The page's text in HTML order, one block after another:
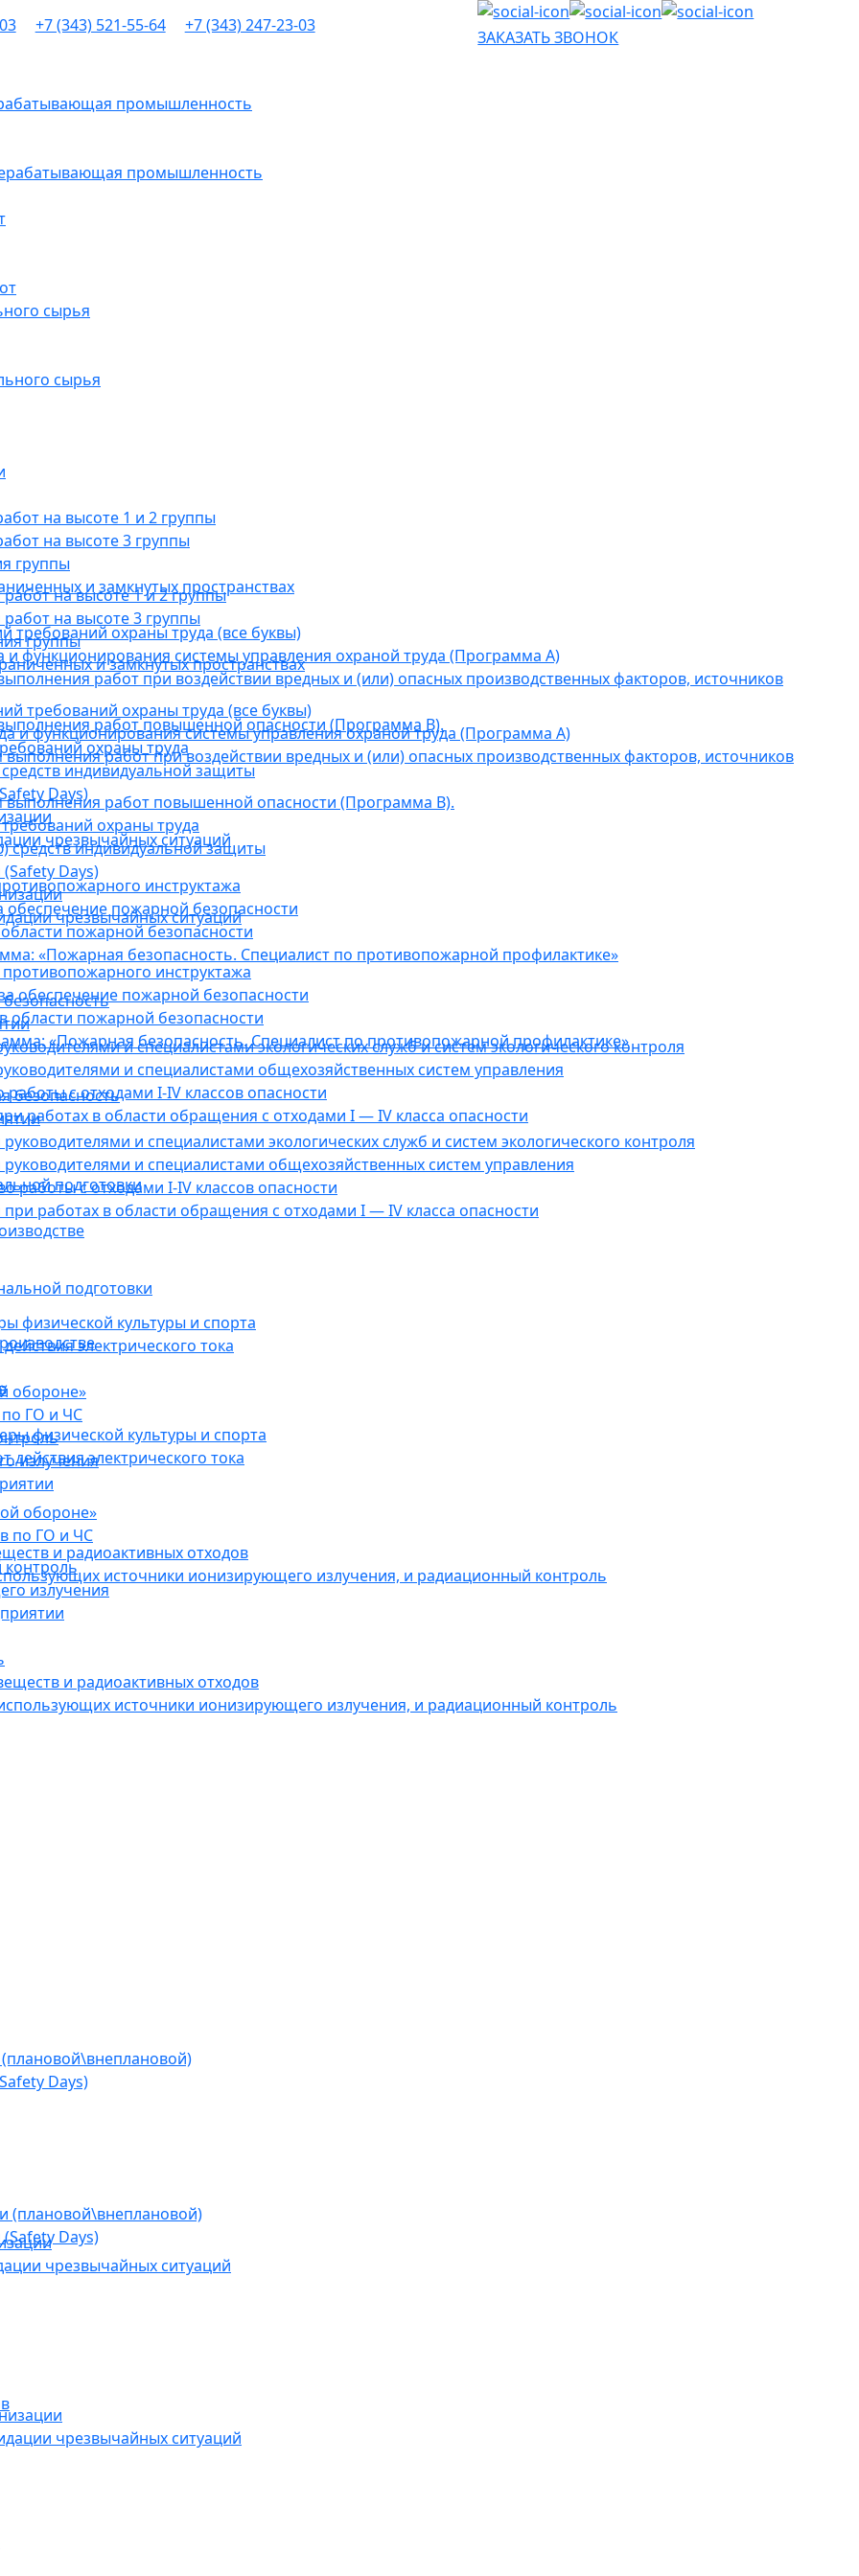
промышленность
сырья
на высоте 1 и 2 группы
на высоте 3 группы
группы
и замкнутых пространствах
требований охраны труда (все буквы)
функционирования системы управления охраной труда (Программа А)
работ при воздействии вредных и (или) опасных производственных факторов, источников
работ повышенной опасности (Программа В).
охраны труда
индивидуальной защиты
Days)
чрезвычайных ситуаций
инструктажа
пожарной безопасности
пожарной безопасности
«Пожарная безопасность. Специалист по противопожарной профилактике»
и специалистами экологических служб и систем экологического контроля
и специалистами общехозяйственных систем управления
с отходами I-IV классов опасности
работах в области обращения с отходами I — IV класса опасности
подготовки
физической культуры и спорта
электрического тока
обороне»
ГО и ЧС
излучения
и радиоактивных отходов
источники ионизирующего излучения, и радиационный контроль
Days)
чрезвычайных ситуаций
+7 (343) 521-55-64 +7 (343) 247-23-03
ЗАКАЗАТЬ ЗВОНОК
промышленность
сырья
на высоте 1 и 2 группы
на высоте 3 группы
группы
и замкнутых пространствах
требований охраны труда (все буквы)
и функционирования системы управления охраной труда (Программа А)
работ при воздействии вредных и (или) опасных производственных факторов, источников
работ повышенной опасности (Программа В).
охраны труда
индивидуальной защиты
Days)
чрезвычайных ситуаций
инструктажа
обеспечение пожарной безопасности
пожарной безопасности
«Пожарная безопасность. Специалист по противопожарной профилактике»
безопасность
и специалистами экологических служб и систем экологического контроля
и специалистами общехозяйственных систем управления
работы с отходами I-IV классов опасности
работах в области обращения с отходами I — IV класса опасности
подготовки
физической культуры и спорта
электрического тока
обороне»
по ГО и ЧС
контроль
излучения
и радиоактивных отходов
источники ионизирующего излучения, и радиационный контроль
(плановой\внеплановой)
Days)
чрезвычайных ситуаций